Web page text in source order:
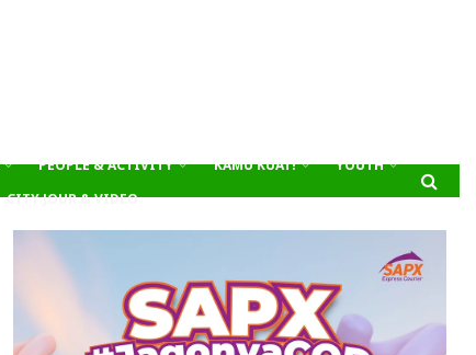
PEOPLE & ACTIVITY KAMU KUAT!
YOUTH
CITY JOUR & VIDEO